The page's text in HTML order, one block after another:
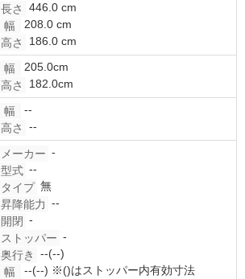
長さ
446.0 cm
幅
208.0 cm
高さ
186.0 cm
幅
205.0cm
高さ
182.0cm
幅
--
高さ
--
メーカー -
型式 --
タイプ 無
昇降能力 --
開閉 -
ストッパー -
奥行き
--(--)
幅
--(--) ※()はストッパー内有効寸法